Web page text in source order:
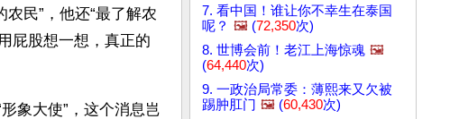
民”，他还“最了解农
屁股想一想，真正的
象大使”，这个消息岂
7. 看中国！谁让你不幸生在泰国
呢？ 🖼️ (72,350次)
8. 世博会前！老江上海惊魂 🖼️
(64,440次)
9. 一政治局常委：薄熙来又欠被
踢肿肛门 🖼️ (60,430次)